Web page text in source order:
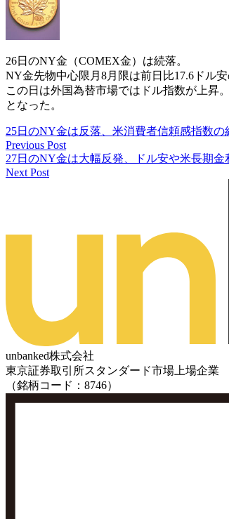
26日のNY金（COMEX金）は続落。
NY金先物中心限月8月限は前日比17.6ドル安
この日は外国為替市場ではドル指数が上昇
となった。
25日のNY金は反落、米消費者信頼感指数
Previous Post
27日のNY金は大幅反発、ドル安や米長期
Next Post
unbanked株式会社
東京証券取引所スタンダード市場上場企業
（銘柄コード：8746）